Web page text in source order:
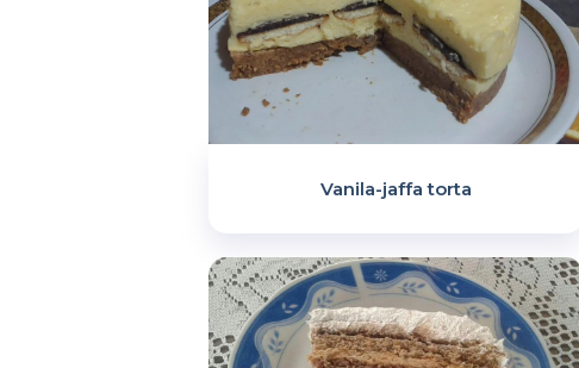
Vanila-jaffa torta